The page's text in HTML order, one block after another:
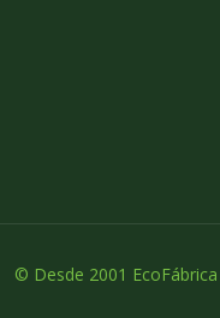
© Desde 2001